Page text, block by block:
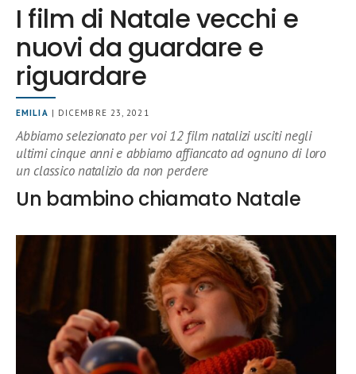
I film di Natale vecchi e
nuovi da guardare e
riguardare
EMILIA | DICEMBRE 23, 2021
Abbiamo selezionato per voi 12 film natalizi usciti negli
ultimi cinque anni e abbiamo affiancato ad ognuno di loro
un classico natalizio da non perdere
Un bambino chiamato Natale